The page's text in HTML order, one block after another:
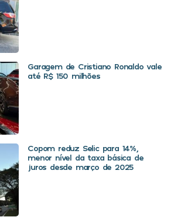
Garagem de Cristiano Ronaldo vale
até R$ 150 milhões
Copom reduz Selic para 14%,
menor nível da taxa básica de
juros desde março de 2025